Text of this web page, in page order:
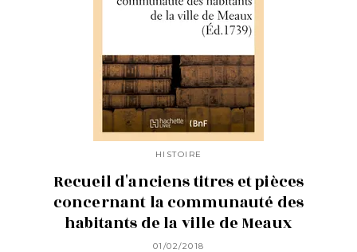
HISTOIRE
Recueil d'anciens titres et pièces
concernant la communauté des
habitants de la ville de Meaux
01/02/2018